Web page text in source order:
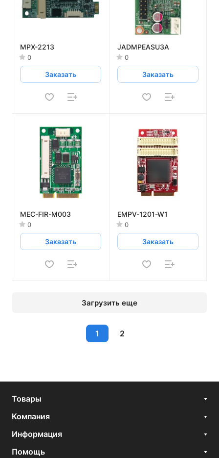
MPX-2213
0
Заказать
JADMPEASU3A
0
Заказать
MEC-FIR-M003
0
Заказать
EMPV-1201-W1
0
Заказать
Загрузить еще
1 2
Товары
Компания
Информация
Помощь